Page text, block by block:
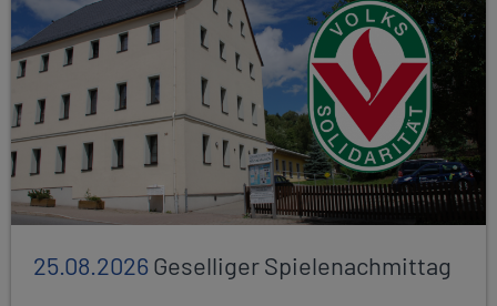
25.08.2026Geselliger Spielenachmittag